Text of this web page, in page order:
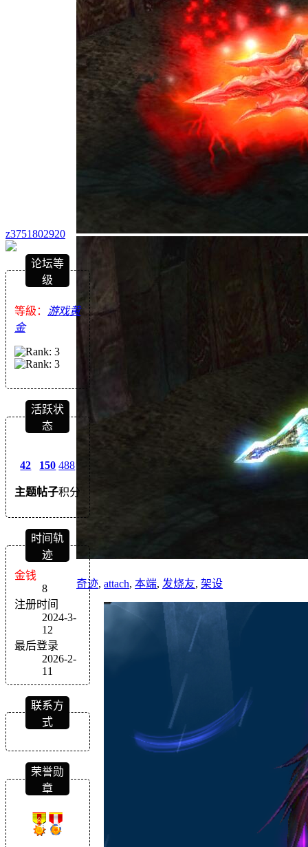
z3751802920
论坛等
级
等級： 游戏黄
金
活跃状
态
42
主题
150
帖子
488
积分
时间轨
迹
金钱
8
注册时间
2024-3-
12
最后登录
2026-2-
11
联系方
式
荣誉勋
章
奇迹, attach, 本端, 发烧友, 架设